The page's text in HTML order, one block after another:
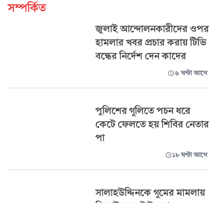
সম্পর্কিত
জুলাই আন্দোলনকারীদের ওপর
হামলার খবর প্রচার করায় টিভি
বন্ধের নির্দেশ দেন কাদের
৬ ঘণ্টা আগে
পুলিশের গুলিতে পচন ধরে
কেটে ফেলতে হয় শিবির নেতার
পা
১৮ ঘণ্টা আগে
সালাহউদ্দিনকে গুমের মামলায়